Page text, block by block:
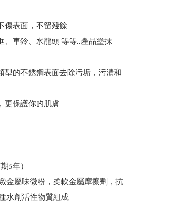
傷表面，不留殘餘
、車鈴、水龍頭 等等..產品塗抹
型的不銹鋼表面去除污垢，污漬和
更保護你的肌膚
5年）
金屬味微粉，柔軟金屬摩擦劑，抗
水劑活性物質組成